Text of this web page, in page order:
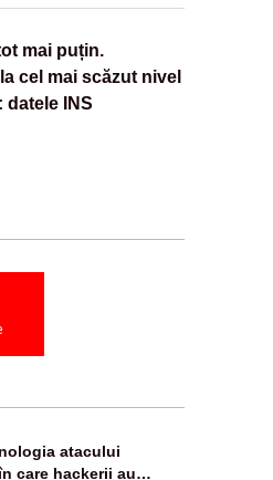
mai puțin.
cel mai scăzut nivel
datele INS
atacului
care hackerii au